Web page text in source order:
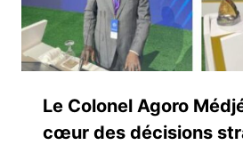
Le Colonel Agoro
cœur des décisions